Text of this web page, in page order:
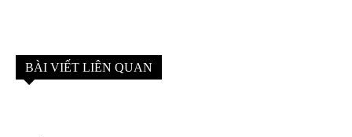
BÀI VIẾT LIÊN QUAN